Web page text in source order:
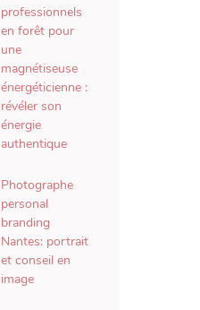
professionnels
en forêt pour
une
magnétiseuse
énergéticienne :
révéler son
énergie
authentique
Photographe
personal
branding
Nantes: portrait
et conseil en
image